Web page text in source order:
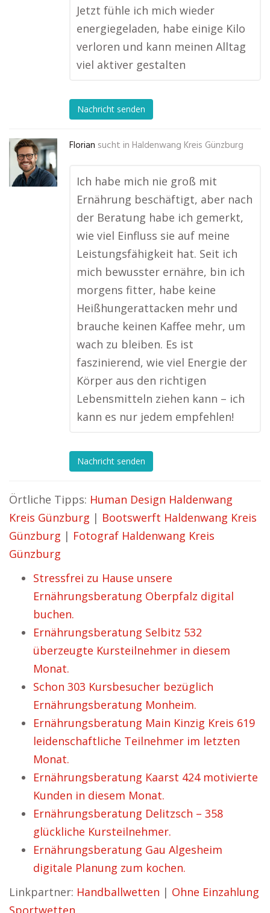
Jetzt fühle ich mich wieder
energiegeladen, habe einige Kilo
verloren und kann meinen Alltag
viel aktiver gestalten
Nachricht senden
Florian sucht in Haldenwang Kreis Günzburg
Ich habe mich nie groß mit
Ernährung beschäftigt, aber nach
der Beratung habe ich gemerkt,
wie viel Einfluss sie auf meine
Leistungsfähigkeit hat. Seit ich
mich bewusster ernähre, bin ich
morgens fitter, habe keine
Heißhungerattacken mehr und
brauche keinen Kaffee mehr, um
wach zu bleiben. Es ist
faszinierend, wie viel Energie der
Körper aus den richtigen
Lebensmitteln ziehen kann – ich
kann es nur jedem empfehlen!
Nachricht senden
Örtliche Tipps: Human Design Haldenwang
Kreis Günzburg | Bootswerft Haldenwang Kreis
Günzburg | Fotograf Haldenwang Kreis
Günzburg
Stressfrei zu Hause unsere
Ernährungsberatung Oberpfalz digital
buchen.
Ernährungsberatung Selbitz 532
überzeugte Kursteilnehmer in diesem
Monat.
Schon 303 Kursbesucher bezüglich
Ernährungsberatung Monheim.
Ernährungsberatung Main Kinzig Kreis 619
leidenschaftliche Teilnehmer im letzten
Monat.
Ernährungsberatung Kaarst 424 motivierte
Kunden in diesem Monat.
Ernährungsberatung Delitzsch – 358
glückliche Kursteilnehmer.
Ernährungsberatung Gau Algesheim
digitale Planung zum kochen.
Linkpartner: Handballwetten | Ohne Einzahlung
Sportwetten